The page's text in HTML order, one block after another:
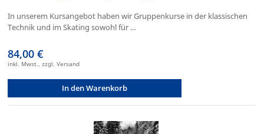
In unserem Kursangebot haben wir Gruppenkurse in der klassischen
Technik und im Skating sowohl für ...
84,00 €
inkl. Mwst., zzgl. Versand
In den Warenkorb